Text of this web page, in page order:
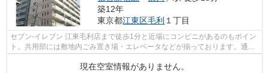
築12年
東京都江東区毛利 １丁目
セブン‐イレブン 江東毛利店まで徒歩1分と近場にコンビニがあるのもポイン
ト。共用部には敷地内ごみ置き場・エレベータなどが揃っております。通風
現在空室情報がありません。